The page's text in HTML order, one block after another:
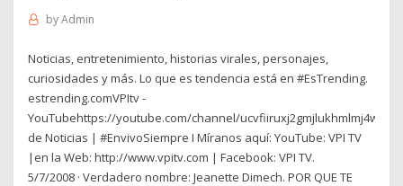
byAdmin
Noticias, entretenimiento, historias virales, personajes,
curiosidades y más. Lo que es tendencia está en #EsTrending.
estrending.comVPItv -
YouTubehttps://youtube.com/channel/
de Noticias | #EnvivoSiempre I Míranos aquí: YouTube: VPI TV
|en la Web: http://www.vpitv.com | Facebook: VPI TV.
5/7/2008 · Verdadero nombre: Jeanette Dimech. POR QUE TE